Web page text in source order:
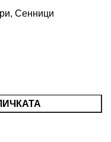
, Сенници